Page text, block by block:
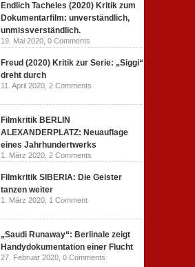
Endlich Tacheles (2020) Kritik zum
Dokumentarfilm: unverständlich,
unmissverständlich.
19. Mai 2020, 0 Comments
Freud (2020) Kritik zur Serie: „Siggi“
dreht durch
11. April 2020, 2 Comments
Filmkritik BERLIN
ALEXANDERPLATZ: Neuauflage
eines Jahrhundertwerks
1. März 2020, 2 Comments
Filmkritik SIBERIA: Die Geister
tanzen weiter
1. März 2020, 1 Comment
„Saudi Runaway“: Berlinale zeigt
Handydokumentation einer Flucht
27. Februar 2020, 0 Comments